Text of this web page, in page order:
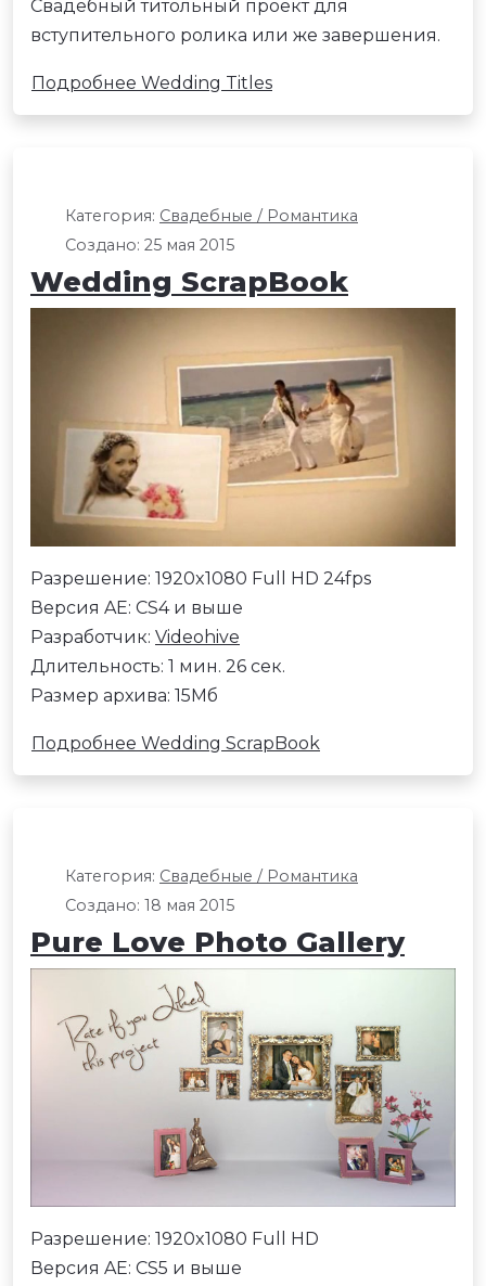
Свадебный титольный проект для
вступительного ролика или же завершения.
Подробнее Wedding Titles
Категория: Свадебные / Романтика
Создано: 25 мая 2015
Wedding ScrapBook
Разрешение: 1920x1080 Full HD 24fps
Версия AE: CS4 и выше
Разработчик: Videohive
Длительность: 1 мин. 26 сек.
Размер архива: 15Мб
Подробнее Wedding ScrapBook
Категория: Свадебные / Романтика
Создано: 18 мая 2015
Pure Love Photo Gallery
Разрешение: 1920x1080 Full HD
Версия AE: CS5 и выше